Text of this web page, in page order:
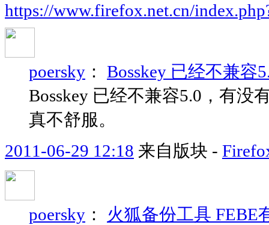
https://www.firefox.net.cn/
poersky ： Bosskey 已经不兼容
Bosskey 已经不兼容5.0，有没
真不舒服。
2011-06-29 12:18 来自版块 -
poersky ： 火狐备份工具 FEBE